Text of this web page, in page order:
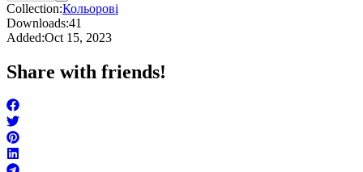
Collection:Кольорові
Downloads:41
Added:Oct 15, 2023
Share with friends!